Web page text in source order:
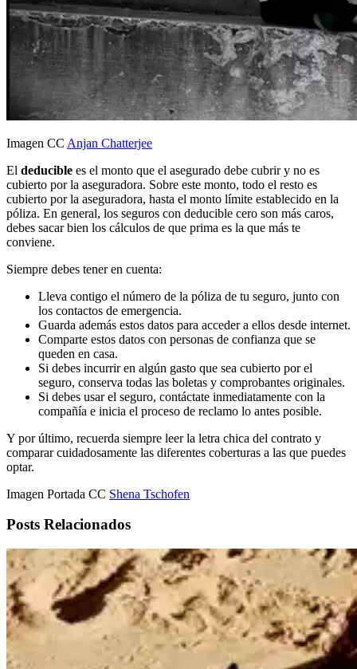
Imagen CC Anjan Chatterjee
El deducible es el monto que el asegurado debe cubrir y no es
cubierto por la aseguradora. Sobre este monto, todo el resto es
cubierto por la aseguradora, hasta el monto límite establecido en la
póliza. En general, los seguros con deducible cero son más caros,
debes sacar bien los cálculos de que prima es la que más te
conviene.
Siempre debes tener en cuenta:
Lleva contigo el número de la póliza de tu seguro, junto con
los contactos de emergencia.
Guarda además estos datos para acceder a ellos desde internet.
Comparte estos datos con personas de confianza que se
queden en casa.
Si debes incurrir en algún gasto que sea cubierto por el
seguro, conserva todas las boletas y comprobantes originales.
Si debes usar el seguro, contáctate inmediatamente con la
compañía e inicia el proceso de reclamo lo antes posible.
Y por último, recuerda siempre leer la letra chica del contrato y
comparar cuidadosamente las diferentes coberturas a las que puedes
optar.
Imagen Portada CC Shena Tschofen
Posts Relacionados